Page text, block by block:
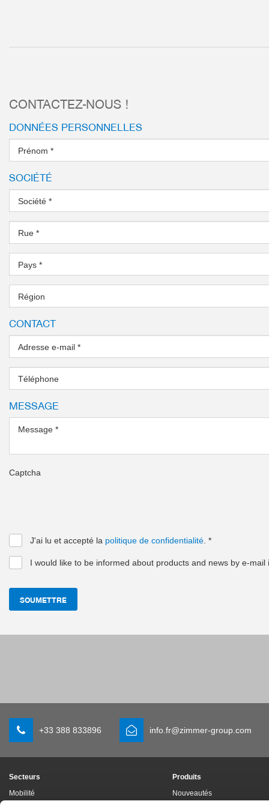
plus
CONTACTEZ-NOUS !
DONNÉES PERSONNELLES
Prénom *
SOCIÉTÉ
Société *
Rue *
Pays *
Région
CONTACT
Adresse e-mail *
Téléphone
MESSAGE
Message *
Captcha
J'ai lu et accepté la politique de confidentialité *
I would like to be informed about products and news by e-
SOUMETTRE
+33 388 833896 info.fr@zimmer-group.com
Secteurs
Mobilité
Produits
Nouveautés